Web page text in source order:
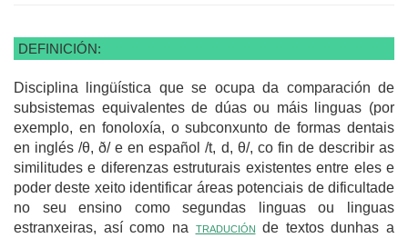
DEFINICIÓN:
Disciplina lingüística que se ocupa da comparación de
subsistemas equivalentes de dúas ou máis linguas (por
exemplo, en fonoloxía, o subconxunto de formas dentais
en inglés /θ, ð/ e en español /t, d, θ/, co fin de describir as
similitudes e diferenzas estruturais existentes entre eles e
poder deste xeito identificar áreas potenciais de dificultade
no seu ensino como segundas linguas ou linguas
estranxeiras, así como na tradución de textos dunhas a